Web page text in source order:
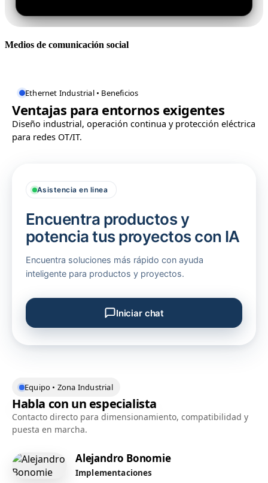
Medios de comunicación social
Ethernet Industrial • Beneficios
Ventajas para entornos exigentes
Diseño industrial, operación continua y protección eléctrica
para redes OT/IT.
Asistencia en linea
Encuentra productos y
potencia tus proyectos con IA
Encuentra soluciones más rápido con ayuda
inteligente para productos y proyectos.
Iniciar chat
Equipo • Zona Industrial
Habla con un especialista
Contacto directo para dimensionamiento, compatibilidad y
puesta en marcha.
Alejandro Bonomie
Implementaciones